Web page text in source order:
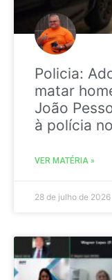
Policia:
matar
João
à polícia
VER MATÉRIA »
28 de julho de 2026